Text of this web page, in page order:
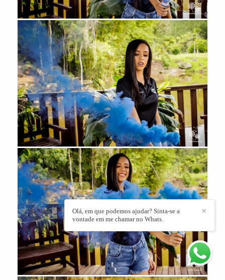
✕
Olá, em que podemos ajudar? Sinta-se a
vontade em me chamar no Whats.